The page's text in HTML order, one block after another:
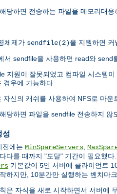
당하면 전송하는 파일을 메모리대응
체제가 sendfile(2)을 지원하면
서 sendfile을 사용하면 read와
지원이 잘못되었고 컴파일 시스템
경우에 가능하다.
자신의 캐쉬를 사용하여 NFS로 마
당하면 파일을 sendfile 전송하지 않
성
전에는 MinSpareServers,
다를 때까지 "도달" 기간이 필요했다
기본값이 5인 서버에 클라이언트
하지만, 10분간만 실행하는 벤치마
은 자식을 새로 시작하면서 서버에